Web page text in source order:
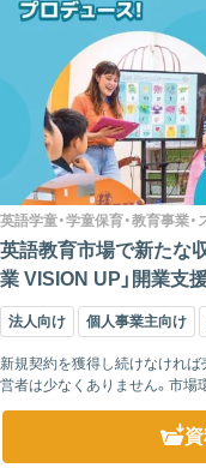
英語学童・学童保育・教育事業
英語教育市場で新たな
業 VISION UP」開業支
法人向け 個人事業主向け
新規契約を獲得し続けなけれ
営者は少なくありません。市場